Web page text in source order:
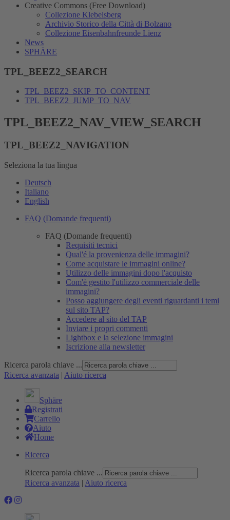
Creative Commons (Free Download)
Collezione Klebelsberg
Archivio Storico della Città di Bolzano
Collezione Eisenbahnfreunde Lienz
News
SPHÄRE
TPL_BEEZ2_SEARCH
TPL_BEEZ2_SKIP_TO_CONTENT
TPL_BEEZ2_JUMP_TO_NAV
TPL_BEEZ2_NAV_VIEW_SEARCH
TPL_BEEZ2_NAVIGATION
Seleziona la tua lingua
Deutsch
Italiano
English
FAQ (Domande frequenti)
FAQ (Domande frequenti)
Requisiti tecnici
Qual'é la provenienza delle immagini?
Come acquistare le immagini online?
Utilizzo delle immagini dopo l'acquisto
Com'è gestito l'utilizzo commerciale delle
immagini?
Posso aggiungere degli eventi riguardanti i temi
sul sito TAP?
Accedere al sito del TAP
Inviare i propri commenti
Lightbox e la selezione immagini
Iscrizione alla newsletter
Ricerca parola chiave ...
Ricerca avanzata | Aiuto ricerca
Sphäre
Registrati
Carrello
Aiuto
Home
Ricerca
Ricerca parola chiave ...
Ricerca avanzata | Aiuto ricerca